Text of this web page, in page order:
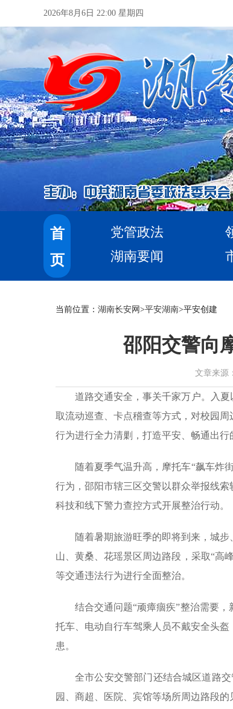
2026年8月6日 22:00 星期四
首
页
党管政法
湖南要闻
当前位置： 湖南长安网 >平安湖南>平安创建
邵阳交警向
文章来源
道路交通安全，事关千家万户。入
取流动巡查、卡点稽查等方式，对校园
行为进行全力清剿，打造平安、畅通出行
随着夏季气温升高，摩托车“飙车炸
行为，邵阳市辖三区交警以群众举报线
科技和线下警力查控方式开展整治行动。
随着暑期旅游旺季的即将到来，城
山、黄桑、花瑶景区周边路段，采取“高
等交通违法行为进行全面整治。
结合交通问题“顽瘴痼疾”整治需要
托车、电动自行车驾乘人员不戴安全头
患。
全市公安交警部门还结合城区道路
园、商超、医院、宾馆等场所周边路段